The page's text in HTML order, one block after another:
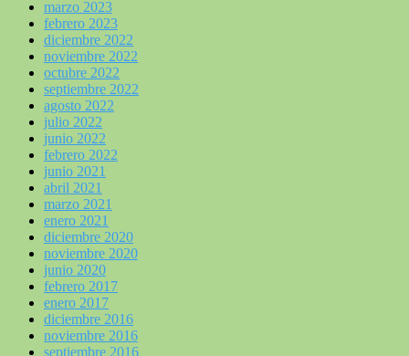
marzo 2023
febrero 2023
diciembre 2022
noviembre 2022
octubre 2022
septiembre 2022
agosto 2022
julio 2022
junio 2022
febrero 2022
junio 2021
abril 2021
marzo 2021
enero 2021
diciembre 2020
noviembre 2020
junio 2020
febrero 2017
enero 2017
diciembre 2016
noviembre 2016
septiembre 2016